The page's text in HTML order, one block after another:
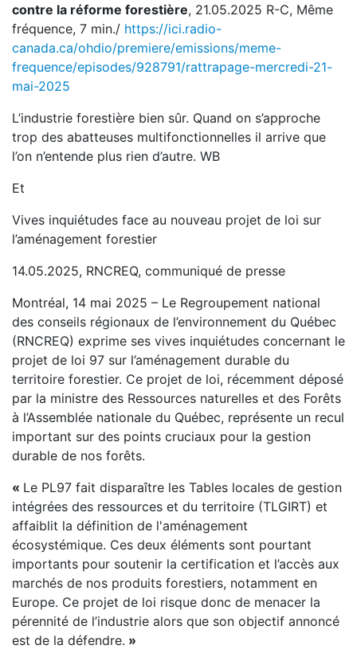
contre la réforme forestière, 21.05.2025 R-C, Même
fréquence, 7 min./ https://ici.radio-
canada.ca/ohdio/premiere/emissions/meme-
frequence/episodes/928791/rattrapage-mercredi-21-
mai-2025
L’industrie forestière bien sûr. Quand on s’approche
trop des abatteuses multifonctionnelles il arrive que
l’on n’entende plus rien d’autre. WB
Et
Vives inquiétudes face au nouveau projet de loi sur
l’aménagement forestier
14.05.2025, RNCREQ, communiqué de presse
Montréal, 14 mai 2025 – Le Regroupement national
des conseils régionaux de l’environnement du Québec
(RNCREQ) exprime ses vives inquiétudes concernant le
projet de loi 97 sur l’aménagement durable du
territoire forestier. Ce projet de loi, récemment déposé
par la ministre des Ressources naturelles et des Forêts
à l’Assemblée nationale du Québec, représente un recul
important sur des points cruciaux pour la gestion
durable de nos forêts.
« Le PL97 fait disparaître les Tables locales de gestion
intégrées des ressources et du territoire (TLGIRT) et
affaiblit la définition de l'aménagement
écosystémique. Ces deux éléments sont pourtant
importants pour soutenir la certification et l’accès aux
marchés de nos produits forestiers, notamment en
Europe. Ce projet de loi risque donc de menacer la
pérennité de l’industrie alors que son objectif annoncé
est de la défendre. »